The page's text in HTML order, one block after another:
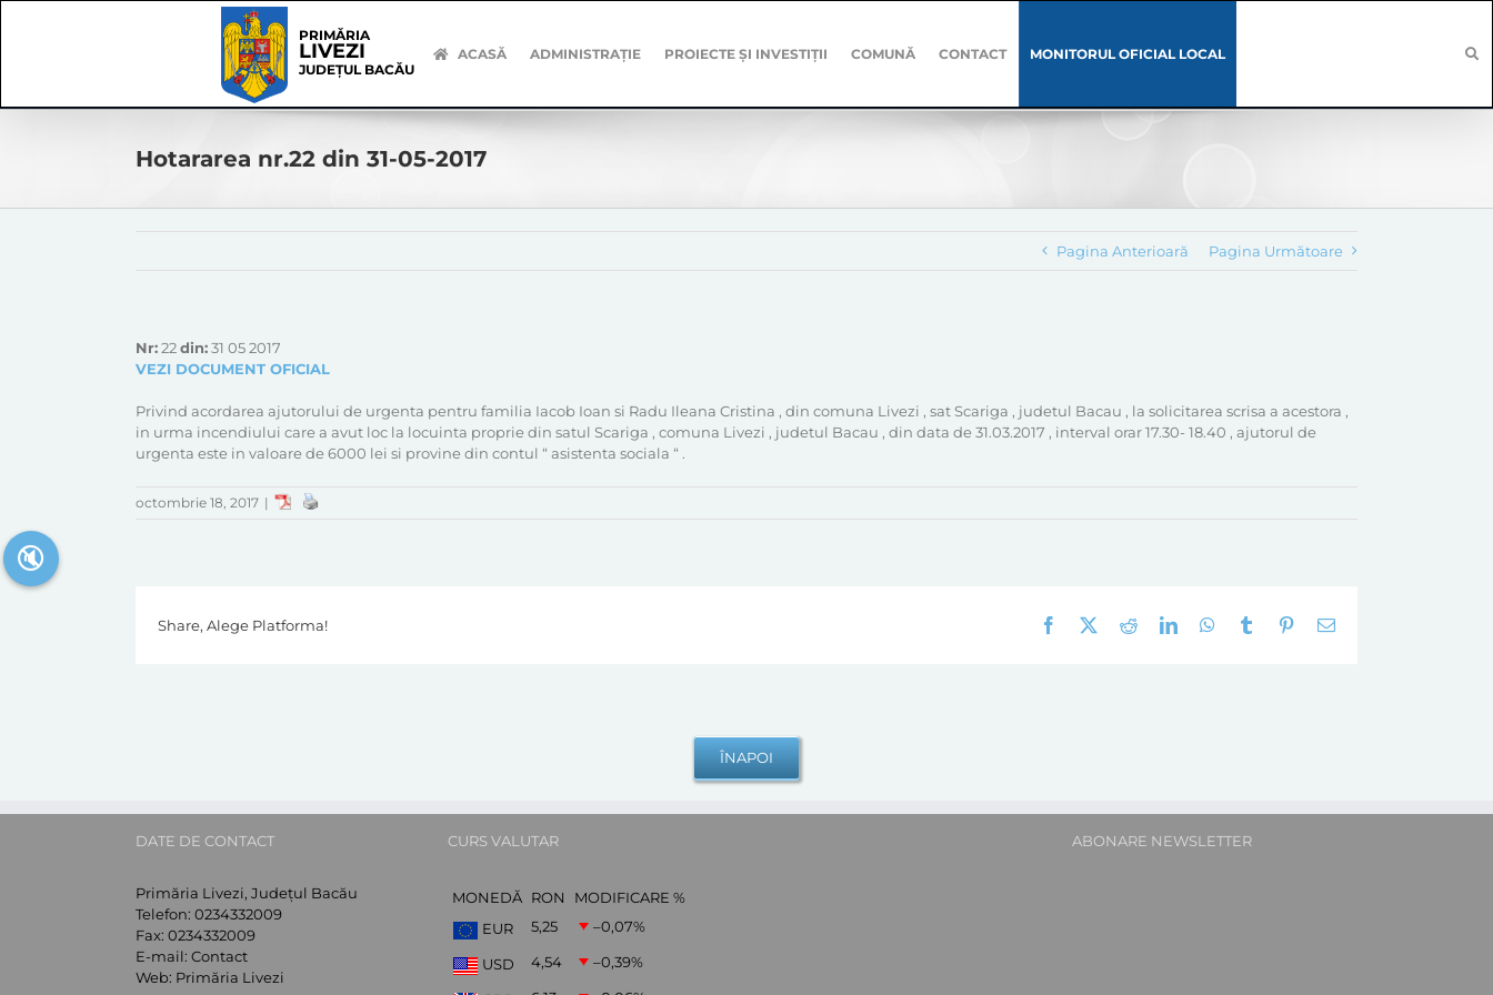
PRIMĂRIA
LIVEZI
JUDEȚUL BACĂU
ACASĂ ADMINISTRAȚIE PROIECTE ȘI INVESTIȚII COMUNĂ CONTACT MONITORUL OFICIAL LOCAL
Hotararea nr.22 din 31-05-2017
Pagina Anterioară Pagina Următoare
Nr:22din:31 05 2017
VEZI DOCUMENT OFICIAL
Privind acordarea ajutorului de urgenta pentru familia Iacob Ioan si Radu Ileana Cristina , din comuna Livezi , sat Scariga , judetul Bacau , la solicitarea scrisa a acestora ,
in urma incendiului care a avut loc la locuinta proprie din satul Scariga , comuna Livezi , judetul Bacau , din data de 31.03.2017 , interval orar 17.30- 18.40 , ajutorul de
urgenta este in valoare de 6000 lei si provine din contul “ asistenta sociala “ .
octombrie 18, 2017 |
Share, Alege Platforma! Facebook RedditLinkedInWhatsApp
Tumblr Pinterest
E-
DATE DE CONTACT
Primăria Livezi, Județul Bacău
Telefon: 0234332009
Fax: 0234332009
E-mail: Contact
Web: Primăria Livezi
CURS VALUTAR
MONEDĂ RON
MODIFICARE %
EUR
5,25 –0,07%
USD 4,54 –0,39%
ABONARE NEWSLETTER
🔇